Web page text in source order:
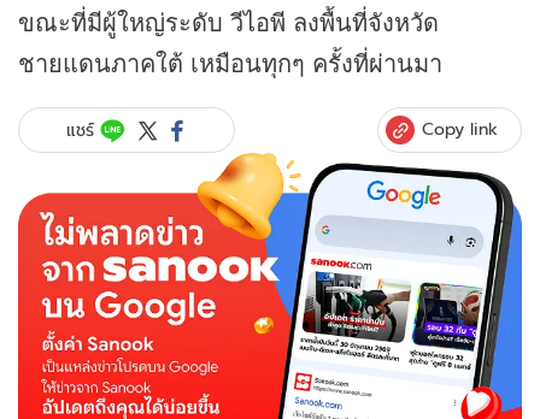
ขณะที่มีผู้ใหญ่ระดับ วีไอพี ลงพื้นที่จังหวัด
ชายแดนภาคใต้ เหมือนทุกๆ ครั้งที่ผ่านมา
แชร์ Copy link